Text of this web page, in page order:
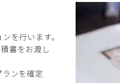
を行います。
書をお渡し
ンを確定